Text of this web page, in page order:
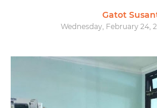
Gatot
Wednesday, February 24,